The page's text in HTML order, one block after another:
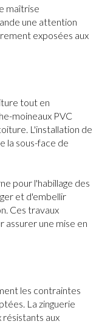
maîtrise
une attention
exposées aux
tout en
moineaux PVC
L'installation de
la sous-face de
pour l'habillage des
et d'embellir
Ces travaux
une mise en
les contraintes
La zinguerie
aux